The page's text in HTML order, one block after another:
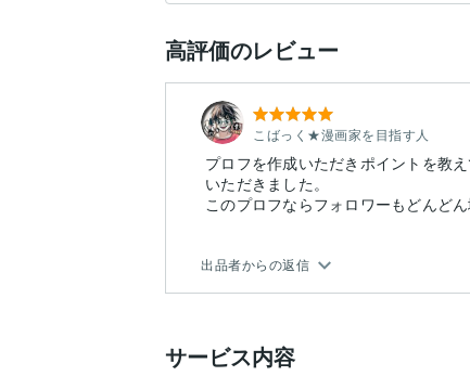
高評価のレビュー
こばっく★漫画家を目指す人
プロフを作成いただきポイントを教
いただきました。
このプロフならフォロワーもどんど
出品者からの返信
サービス内容